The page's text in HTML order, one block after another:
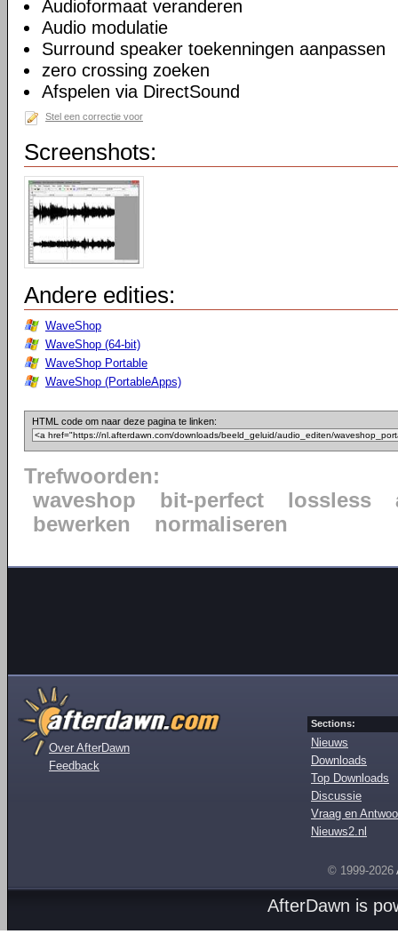
Audioformaat veranderen
Audio modulatie
Surround speaker toekenningen aanpassen
zero crossing zoeken
Afspelen via DirectSound
Stel een correctie voor
Screenshots:
Andere edities:
WaveShop
WaveShop (64-bit)
WaveShop Portable
WaveShop (PortableApps)
HTML code om naar deze pagina te linken:
Trefwoorden:
waveshop
bit-perfect lossless
bewerken
normaliseren
Over AfterDawn
Feedback
Sections:
Nieuws
Downloads
Top Downloads
Discussie
Vraag en
Nieuws2.nl
© 1999-2026
AfterDawn is